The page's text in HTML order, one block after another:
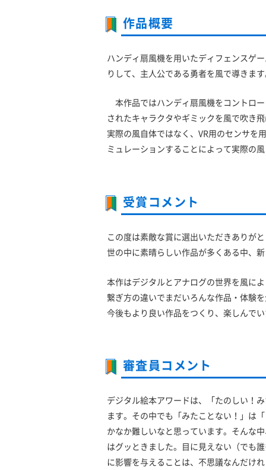
作品概要
ハンディ扇風機を用いたディフェンスゲ
りして、主人公である勇者を風で導きま
本作品ではハンディ扇風機をコントロ
されたキャラクタやギミックを風で吹き
実際の風自体ではなく、VR用のセンサを
ミュレーションすることによって実際の
受賞コメント
この度は素敵な賞に選出いただきありが
世の中に素晴らしい作品が多くある中、
本作はデジタルとアナログの世界を風に
繋ぎ方の違いでまだいろんな作品・体験
今後もより良い作品をつくり、楽しんで
審査員コメント
デジタル絵本アワードは、「たのしい！
ます。その中でも「みたことない！」は
かなか難しいなと思っています。そんな
はグッときました。目に見えない（でも
に影響を与えることは、不思議なんだけ